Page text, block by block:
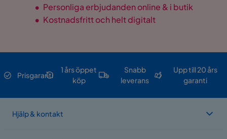
• Personliga erbjudanden online & i butik
• Kostnadsfritt och helt digitalt
Prisgaranti
1 års öppet
köp
Snabb
leverans
Upp till 20 års
garanti
Hjälp & kontakt